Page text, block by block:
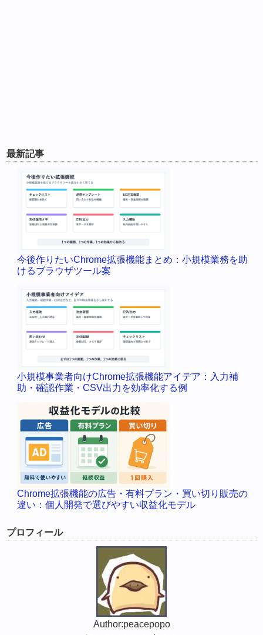
最新記事
今後作りたいChrome拡張機能まとめ：小規模業務を助
けるブラウザツール案
小規模事業者向けChrome拡張機能アイデア：入力補
助・確認作業・CSV出力を効率化する例
Chrome拡張機能の広告・有料プラン・買い切り販売の
違い：個人開発で選びやすい収益化モデル
プロフィール
Author:peacepopo